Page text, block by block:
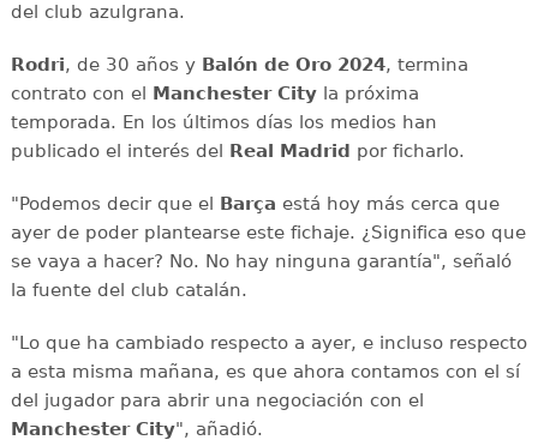
del club azulgrana.
Rodri, de 30 años y Balón de Oro 2024, termina
contrato con el
Manchester Cityla próxima
temporada. En los últimos días los medios han
publicado el interés del
Real Madrid por ficharlo.
"Podemos decir que el Barça está hoy más cerca que
ayer de poder plantearse este fichaje. ¿Significa eso que
se vaya a hacer? No. No hay ninguna garantía", señaló
la fuente del club catalán.
"Lo que ha cambiado respecto a ayer, e incluso respecto
a esta misma mañana, es que ahora contamos con el sí
del jugador para abrir una negociación con el
Manchester City", añadió.